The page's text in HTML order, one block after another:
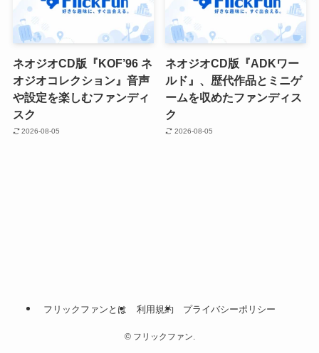
ネオジオCD版『KOF’96 ネ
オジオコレクション』音声
や設定を楽しむファンディ
スク
2026-08-05
ネオジオCD版『ADKワー
ルド』、歴代作品とミニゲ
ームを収めたファンディス
ク
2026-08-05
フリックファンとは 利用規約 プライバシーポリシー
©フリックファン.